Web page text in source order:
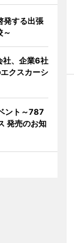
発する出張
～
社、企業6社
クスカーシ
ント～787
発売のお知